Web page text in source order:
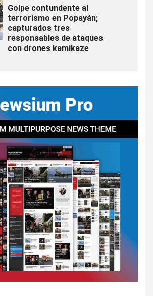
Golpe contundente al
terrorismo en Popayán;
capturados tres
responsables de ataques
con drones kamikaze